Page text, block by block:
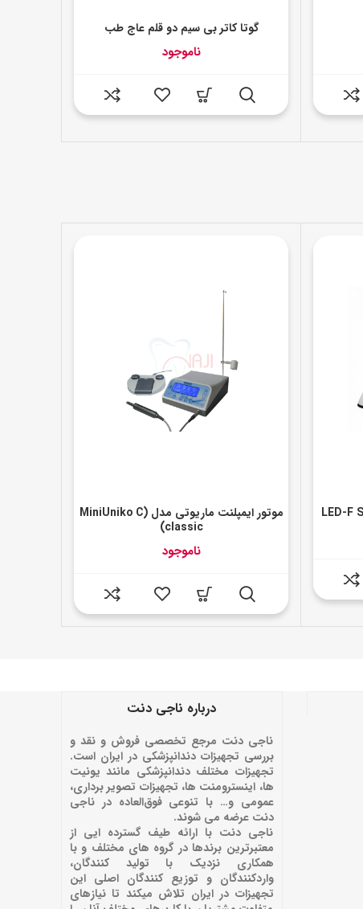
گوتا کاتر بی سیم دو قلم عاج طب
ناموجود
موتور ایمپلنت ماریوتی مدل (MiniUniko C
(classic
ناموجود
درباره ناجی دنت
ناجی دنت مرجع تخصصی فروش و نقد و
بررسی تجهیزات دندانپزشکی در ایران است.
تجهیزات مختلف دندانپزشکی مانند یونیت
ها، اینسترومنت ها، تجهیزات تصویر برداری،
عمومی و… با تنوعی فوق‌العاده در ناجی
دنت عرضه می شوند.
ناجی دنت با ارائه‌ طیف گسترده ایی از
معتبرترین برندها در گروه های مختلف و با
همکاری نزدیک با تولید کنندگان،
واردکنندگان و توزیع کنندگان اصلی این
تجهیزات در ایران تلاش میکند تا نیازهای